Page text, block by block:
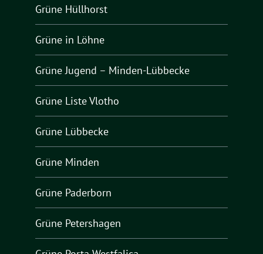
Grüne Hüllhorst
Grüne in Löhne
Grüne Jugend – Minden-Lübbecke
Grüne Liste Vlotho
Grüne Lübbecke
Grüne Minden
Grüne Paderborn
Grüne Petershagen